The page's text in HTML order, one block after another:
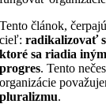
Tento článok,
cieľ:radikalizovať
ktoré sa riadia
progres. Tento
organizácie
pluralizmu.